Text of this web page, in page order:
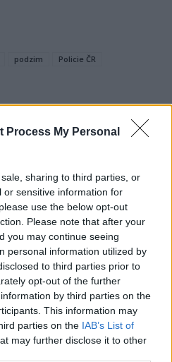
Process My Personal
sharing to third parties, or
or sensitive information for
use the below opt-out
Please note that after your
you may continue seeing
personal information utilized by
to third parties prior to
opt-out of the further
by third parties on the
This information may
parties on the IAB’s List of
may further disclose it to other
podzim
Policie ČR
Následující článek
Blíží se zapojení příbramské
MHD do systému Pražské
integrované dopravy